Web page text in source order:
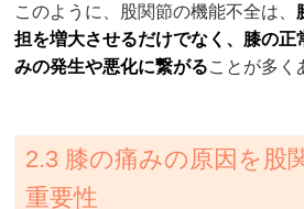
このように、股関節の機能不全は、
担を増大させるだけでなく、膝の正
みの発生や悪化に繋がることが多く
2.3 膝の痛みの原因を股
重要性